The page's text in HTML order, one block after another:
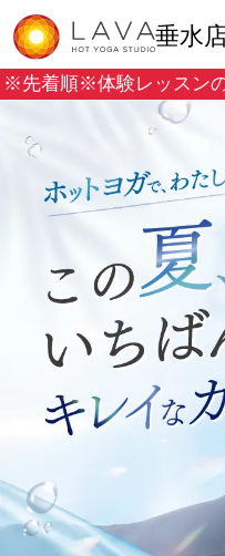
垂水店
※先着順※体験レッスン